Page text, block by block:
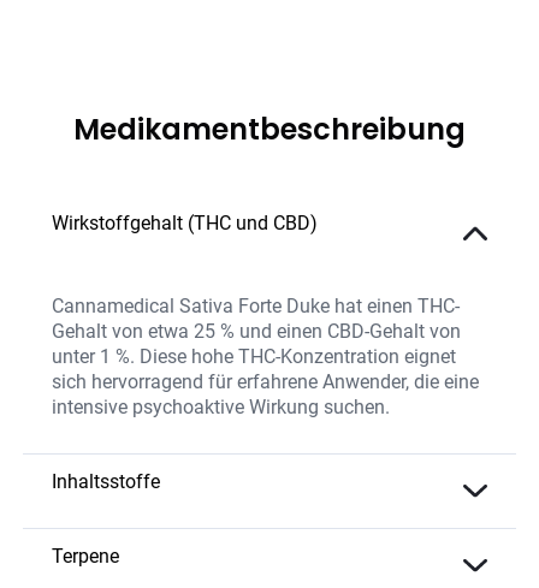
Medikamentbeschreibung
Wirkstoffgehalt (THC und CBD)
Cannamedical Sativa Forte Duke hat einen THC-
Gehalt von etwa 25 % und einen CBD-Gehalt von
unter 1 %. Diese hohe THC-Konzentration eignet
sich hervorragend für erfahrene Anwender, die eine
intensive psychoaktive Wirkung suchen.
Inhaltsstoffe
Die Blüten enthalten eine hohe THC-Konzentration
sowie eine ausgewogene Mischung natürlicher
Terpene